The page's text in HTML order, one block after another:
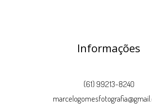
Informações
(61) 99213-8240